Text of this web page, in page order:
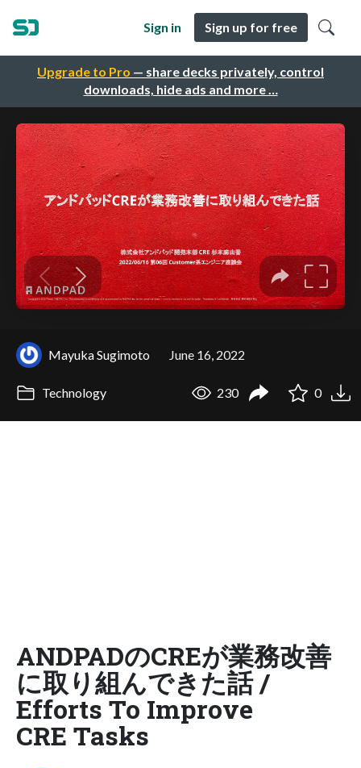
Upgrade to Pro — share decks privately, control
downloads, hide ads and more …
Sign in Sign up for free
Mayuka Sugimoto June 16, 2022
Technology 230 0
ANDPADのCREが業務改善
に取り組んできた話 /
Efforts To Improve
CRE Tasks